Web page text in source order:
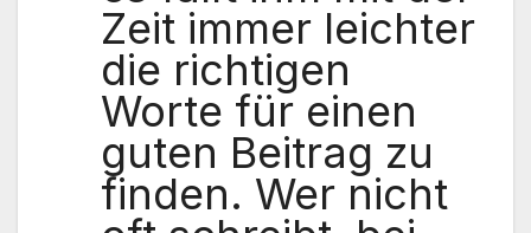
Zeit immer leichter
die richtigen
Worte für einen
guten Beitrag zu
finden. Wer nicht